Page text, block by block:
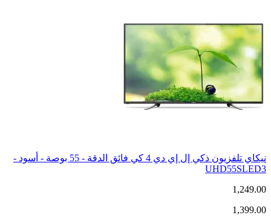
نيكاي تلفزيون ذكي إل إي دي 4 كي فائق الدقة - 55 بوصة - أسود -
UHD55SLED3
1,249.00
1,399.00